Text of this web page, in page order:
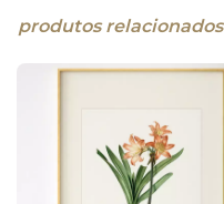
produtos relacionados